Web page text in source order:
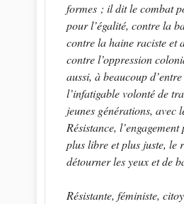
formes ; il dit le combat
pour l’égalité, contre la
contre la haine raciste et
contre l’oppression
aussi, à beaucoup
l’infatigable volonté de
jeunes générations, avec
Résistance,
plus libre et plus juste, le
détourner les yeux et de
Résistante, féministe,